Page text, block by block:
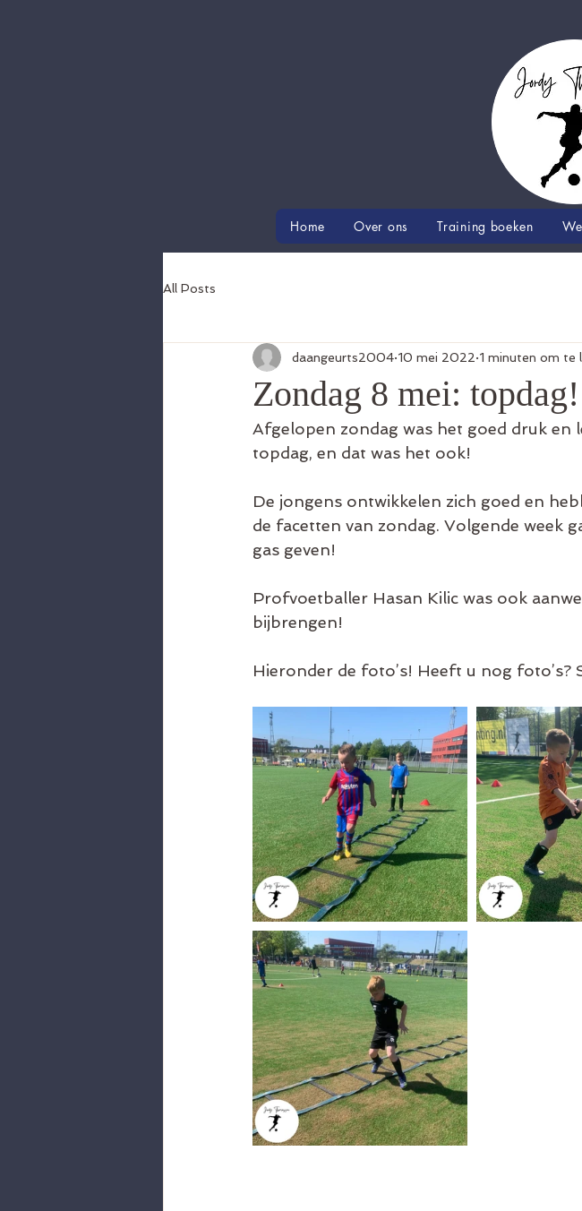
Home Over ons Training boeken
All Posts
Zondag 8 mei: topdag!
daangeurts2004 10 mei 2022 1 minuten om te
Afgelopen zondag was het goed druk en
topdag, en dat was het ook!
De jongens ontwikkelen zich goed en
de facetten van zondag. Volgende week
gas geven!
Profvoetballer Hasan Kilic was ook
bijbrengen!
Hieronder de foto’s! Heeft u nog foto’s?